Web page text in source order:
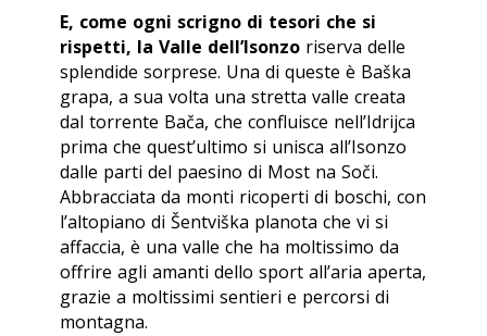
E, come ogni scrigno di tesori che si
rispetti, la Valle dell’Isonzo riserva delle
splendide sorprese. Una di queste è Baška
grapa, a sua volta una stretta valle creata
dal torrente Bača, che confluisce nell’Idrijca
prima che quest’ultimo si unisca all’Isonzo
dalle parti del paesino di Most na Soči.
Abbracciata da monti ricoperti di boschi, con
l’altopiano di Šentviška planota che vi si
affaccia, è una valle che ha moltissimo da
offrire agli amanti dello sport all’aria aperta,
grazie a moltissimi sentieri e percorsi di
montagna.